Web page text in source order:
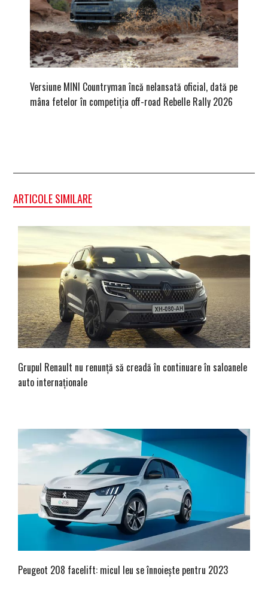
Versiune MINI Countryman încă nelansată oficial, dată pe
mâna fetelor în competiția off-road Rebelle Rally 2026
ARTICOLE SIMILARE
Grupul Renault nu renunță să creadă în continuare în saloanele
auto internaționale
Peugeot 208 facelift: micul leu se înnoiește pentru 2023